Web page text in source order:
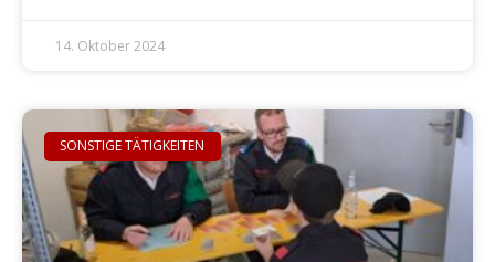
14. Oktober 2024
SONSTIGE TÄTIGKEITEN